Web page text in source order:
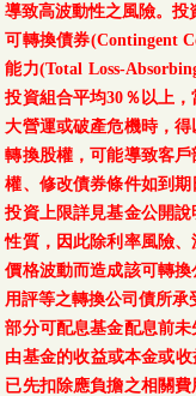
導致高波動性之風險。投
可轉換債券(Contingent
能力(Total Loss-
投資組合平均30％以上
大營運或破產危機時，
轉換股權，可能導致客
權、修改債券條件如到
投資上限詳見基金公開
性質，因此除利率風險
價格波動而造成該可轉
用評等之轉換公司債所承
部分可配息基金配息前
由基金的收益或本金或
已先扣除應負擔之相關